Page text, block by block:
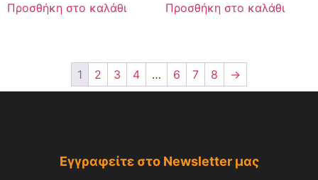
Προσθήκη στο καλάθι Προσθήκη στο καλάθι
1 2 3 4 … 6 7 8 →
Εγγραφείτε στο Newsletter μας